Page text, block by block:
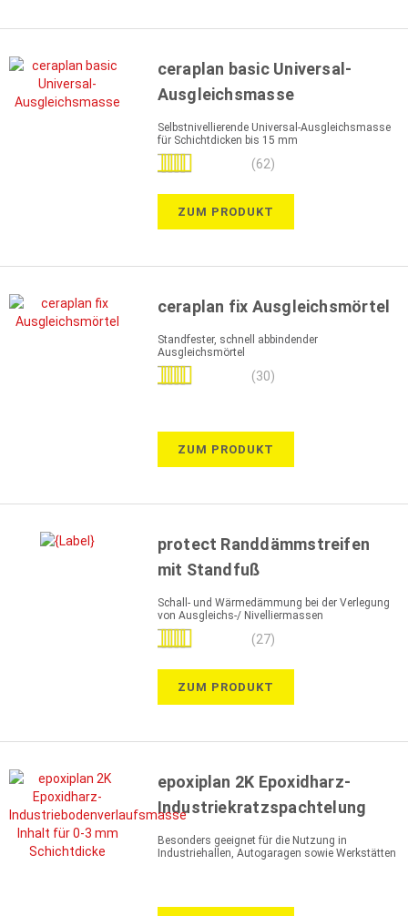
ceraplan basic Universal-
Ausgleichsmasse
Selbstnivellierende Universal-Ausgleichsmasse
für Schichtdicken bis 15 mm
Bewertung:
(62)
ZUM PRODUKT
ceraplan fix Ausgleichsmörtel
Standfester, schnell abbindender
Ausgleichsmörtel
Bewertung:
(30)
ZUM PRODUKT
protect Randdämmstreifen
mit Standfuß
Schall- und Wärmedämmung bei der Verlegung
von Ausgleichs-/ Nivelliermassen
Bewertung:
(27)
ZUM PRODUKT
epoxiplan 2K Epoxidharz-
Industriekratzspachtelung
Besonders geeignet für die Nutzung in
Industriehallen, Autogaragen sowie Werkstätten